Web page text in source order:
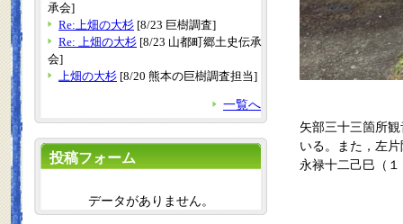
矢部三十三箇所
いる。また，左
永禄十二己巳（
承会]
Re:上畑の大杉 [8/23 巨樹調査]
Re: 上畑の大杉 [8/23 山都町郷土史伝承
会]
上畑の大杉 [8/20 熊本の巨樹調査担当]
一覧へ
投稿フォーム
データがありません。